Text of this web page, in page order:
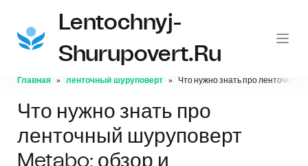
Lentochnyj-
Shurupovert.ru
Главная ленточный шуруповерт Что нужно знать про ленточный
Что нужно знать про
ленточный шуруповерт
Metabo: обзор и